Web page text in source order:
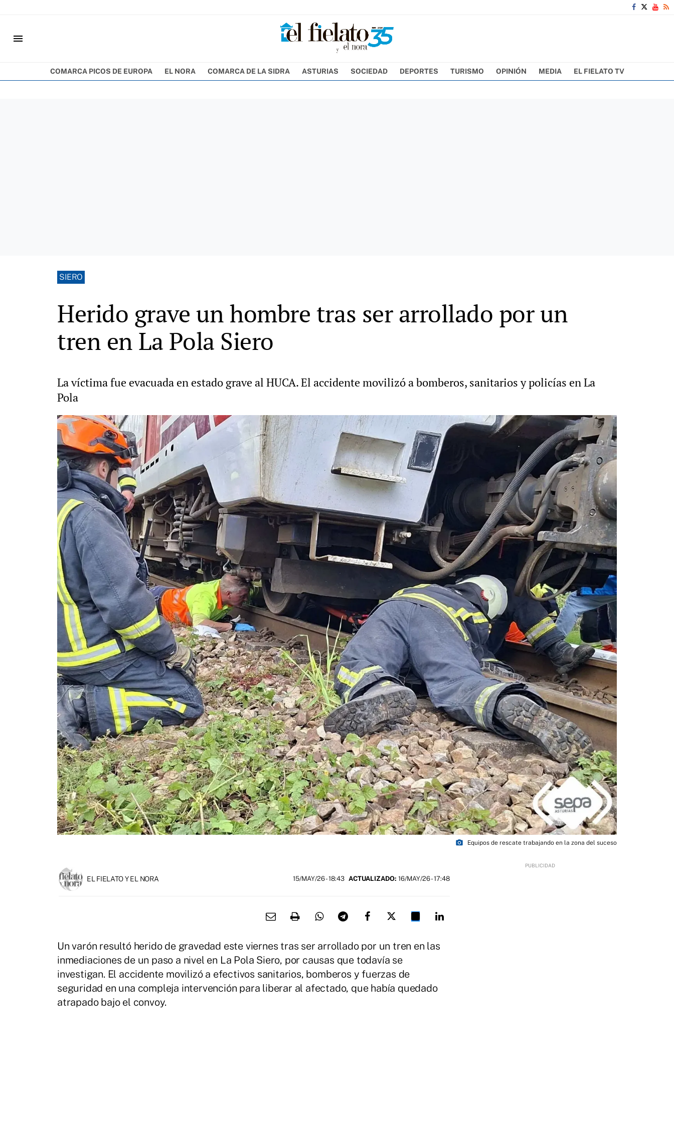
menu
COMARCA PICOS DE EUROPA EL NORA COMARCA DE LA SIDRA ASTURIAS SOCIEDAD DEPORTES TURISMO OPINIÓN MEDIA EL FIELATO TV
SIERO
Herido grave un hombre tras ser arrollado por un
tren en La Pola Siero
La víctima fue evacuada en estado grave al HUCA. El accidente movilizó a bomberos, sanitarios y policías en La
Pola
photo_camera Equipos de rescate trabajando en la zona del suceso
EL FIELATO Y EL NORA 15/MAY/26- 18:43 ACTUALIZADO: 16/MAY/26 - 17:48
Un varón resultó herido de gravedad este viernes tras ser arrollado por un tren en las
inmediaciones de un paso a nivel en La Pola Siero, por causas que todavía se
investigan. El accidente movilizó a efectivos sanitarios, bomberos y fuerzas de
seguridad en una compleja intervención para liberar al afectado, que había quedado
atrapado bajo el convoy.